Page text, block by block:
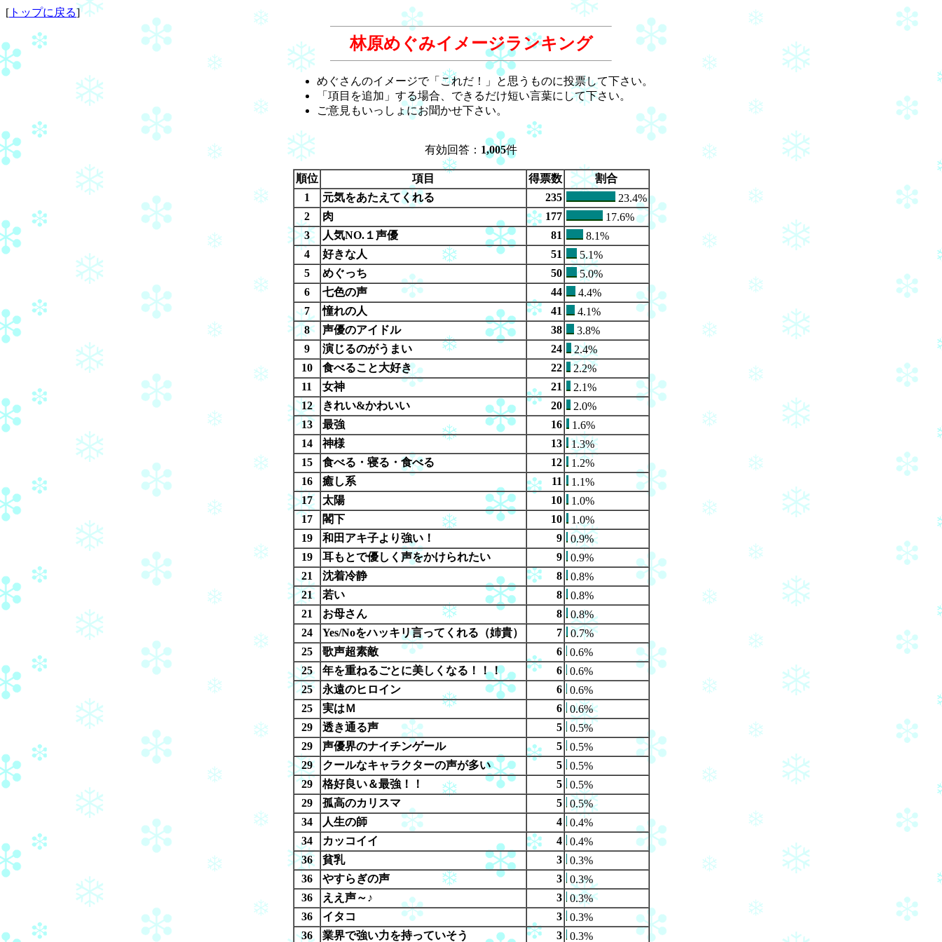
[ トップに戻る]
林原めぐみイメージランキング
めぐさんのイメージで「これだ！」と思うものに投票して下さい。
「項目を追加」する場合、できるだけ短い言葉にして下さい。
ご意見もいっしょにお聞かせ下さい。
有効回答： 1,005件
順位 項目 得票数
割合
1
元気をあたえてくれる 235
23.4%
2
肉 177
17.6%
3
人気NO.１声優 81
8.1%
4
好きな人 51
5.1%
5
めぐっち 50
5.0%
6
七色の声 44
4.4%
7
憧れの人 41
4.1%
8
声優のアイドル 38
3.8%
9
演じるのがうまい 24
2.4%
10
食べること大好き 22
2.2%
11
女神 21
2.1%
12
きれい&かわいい 20
2.0%
13
最強 16 1.6%
14
神様 13 1.3%
15
食べる・寝る・食べる 12 1.2%
16
癒し系 11
1.1%
17
太陽 10 1.0%
17
閣下 10 1.0%
19
和田アキ子より強い！ 9 0.9%
19
耳もとで優しく声をかけられたい 9 0.9%
21
沈着冷静 8 0.8%
21
若い 8 0.8%
21
お母さん 8 0.8%
24
Yes/Noをハッキリ言ってくれる（姉貴） 7 0.7%
25
歌声超素敵 6 0.6%
25
年を重ねるごとに美しくなる！！！ 6 0.6%
25
永遠のヒロイン 6 0.6%
25
実はＭ 6 0.6%
29
透き通る声 5 0.5%
29
声優界のナイチンゲール 5 0.5%
29
クールなキャラクターの声が多い 5 0.5%
29
格好良い＆最強！！ 5 0.5%
29
孤高のカリスマ 5 0.5%
34
人生の師 4 0.4%
34
カッコイイ 4 0.4%
36
貧乳 3 0.3%
36
やすらぎの声 3 0.3%
36
ええ声～♪ 3 0.3%
36
イタコ 3 0.3%
36
業界で強い力を持っていそう 3 0.3%